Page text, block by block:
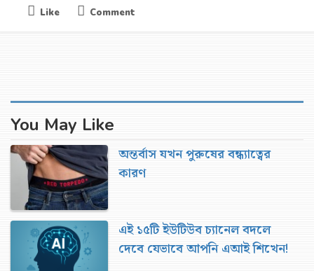
Like Comment
You May Like
অন্তর্বাস যখন পুরুষের বন্ধ্যাত্বের
কারণ
এই ১৫টি ইউটিউব চ্যানেল বদলে
দেবে যেভাবে আপনি এআই শিখেন!